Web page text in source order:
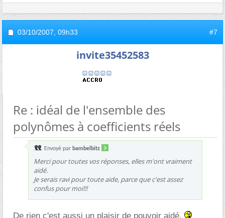
03/10/2007, 09h33 #7
invite35452583
Re : idéal de l'ensemble des
polynômes à coefficients réels
Envoyé par bambelbitz
Merci pour toutes vos réponses, elles m'ont vraiment
aidé.
Je serais ravi pour toute aide, parce que c'est assez
confus pour moi!!!
De rien c'est aussi un plaisir de pouvoir aidé.